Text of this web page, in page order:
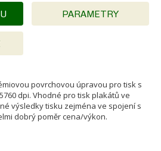
PARAMETRY
povrchovou úpravou pro tisk s
dpi. Vhodné pro tisk plakátů ve
výsledky tisku zejména ve spojení s
dobrý poměr cena/výkon.